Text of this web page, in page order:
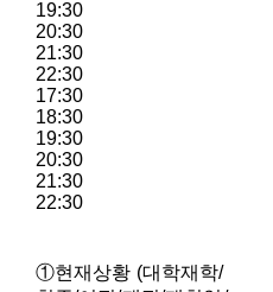
19:30
20:30
21:30
22:30
17:30
18:30
19:30
20:30
21:30
22:30
①현재상황 (대학재학/